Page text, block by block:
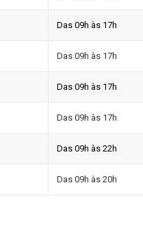
Das 09h às 17h
Das 09h às 17h
Das 09h às 17h
Das 09h às 17h
Das 09h às 22h
Das 09h às 20h